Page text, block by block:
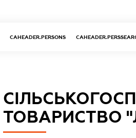
CAHEADER.PERSONS
ТОВАРИСТВО